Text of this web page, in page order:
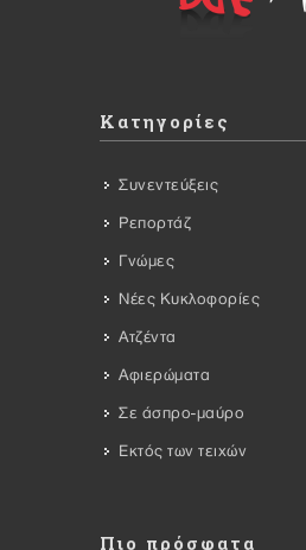
Κατηγορίες
Συνεντεύξεις
Ρεπορτάζ
Γνώμες
Νέες Κυκλοφορίες
Ατζέντα
Αφιερώματα
Σε άσπρο-μαύρο
Εκτός των τειχών
Πιο πρόσφατα